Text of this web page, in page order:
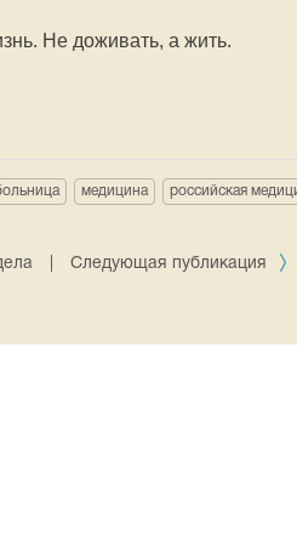
Не доживать, а жить.
медицина российская
Следующая публикация